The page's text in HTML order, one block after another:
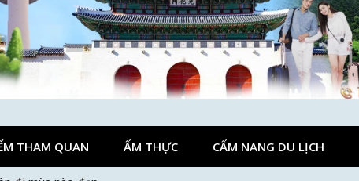
THAM QUAN ẨM THỰC CẨM NANG DU LỊCH